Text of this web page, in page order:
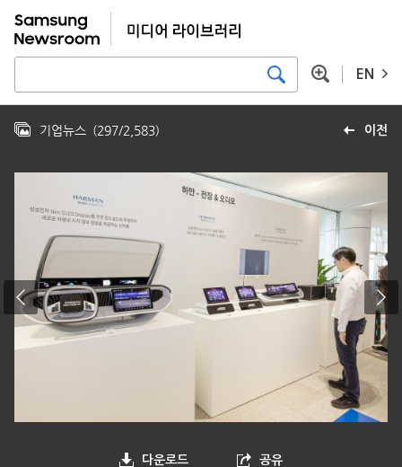
EN
이전
기업뉴스 (297/2,583)
다운로드 공유